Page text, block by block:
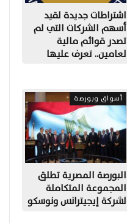
اشتراطات جديدة لقيد
أسهم الشركات التي لم
تصدر قوائم مالية
لعامين.. تعرف عليها
أسواق وبورصة
البورصة المصرية تطلق
المجموعة المتكاملة
لشركة إيجيترانس ونوسكو